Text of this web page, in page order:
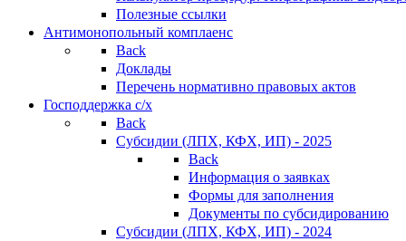
Полезные ссылки
Антимонопольный комплаенс
Back
Доклады
Перечень нормативно правовых актов
Господдержка с/х
Back
Субсидии (ЛПХ, КФХ, ИП) - 2025
Back
Информация о заявках
Формы для заполнения
Документы по субсидированию
Субсидии (ЛПХ, КФХ, ИП) - 2024